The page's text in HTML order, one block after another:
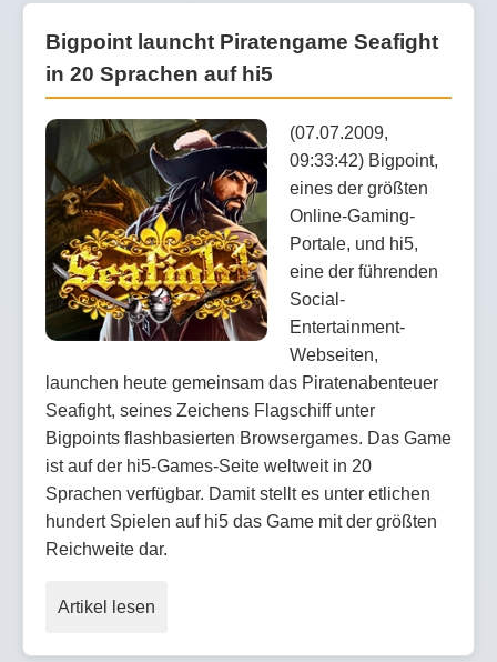
Bigpoint launcht Piratengame Seafight
in 20 Sprachen auf hi5
(07.07.2009,
09:33:42) Bigpoint,
eines der größten
Online-Gaming-
Portale, und hi5,
eine der führenden
Social-
Entertainment-
Webseiten,
launchen heute gemeinsam das Piratenabenteuer
Seafight, seines Zeichens Flagschiff unter
Bigpoints flashbasierten Browsergames. Das Game
ist auf der hi5-Games-Seite weltweit in 20
Sprachen verfügbar. Damit stellt es unter etlichen
hundert Spielen auf hi5 das Game mit der größten
Reichweite dar.
Artikel lesen